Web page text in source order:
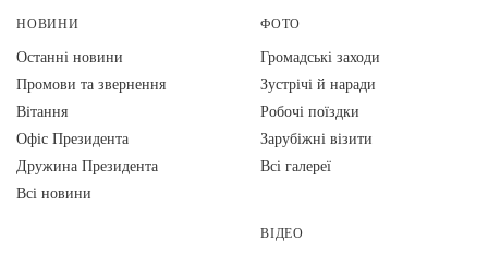
НОВИНИ
Останні новини
Промови та звернення
Вiтання
Офіс Президента
Дружина Президента
Всі новини
ФОТО
Громадські заходи
Зустрічі й наради
Робочі поїздки
Зарубіжні візити
Всі галереї
ВІДЕО